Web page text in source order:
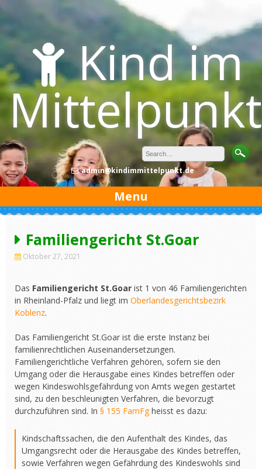
Skip
Kind im
Mittelpunkt
admin@kindimmittelpunkt.de
Menu
Familiengericht St.Goar
Oktober 27, 2021
Das Familiengericht St.Goar ist 1 von 46 Familiengerichten
in Rheinland-Pfalz und liegt im Oberlandesgerichtsbezirk
Koblenz.
Das Familiengericht St.Goar ist die erste Instanz bei
familienrechtlichen Auseinandersetzungen.
Familiengerichtliche Verfahren gehören, sofern sie den
Umgang oder die Herausgabe eines Kindes betreffen oder
wegen Kindeswohlsgefährdung von Amts wegen gestartet
sind, zu den beschleunigten Verfahren, die bevorzugt
durchzuführen sind. In § 155 FamFgheisst es dazu:
Kindschaftssachen, die den Aufenthalt des Kindes, das
Umgangsrecht oder die Herausgabe des Kindes betreffen,
sowie Verfahren wegen Gefährdung des Kindeswohls sind